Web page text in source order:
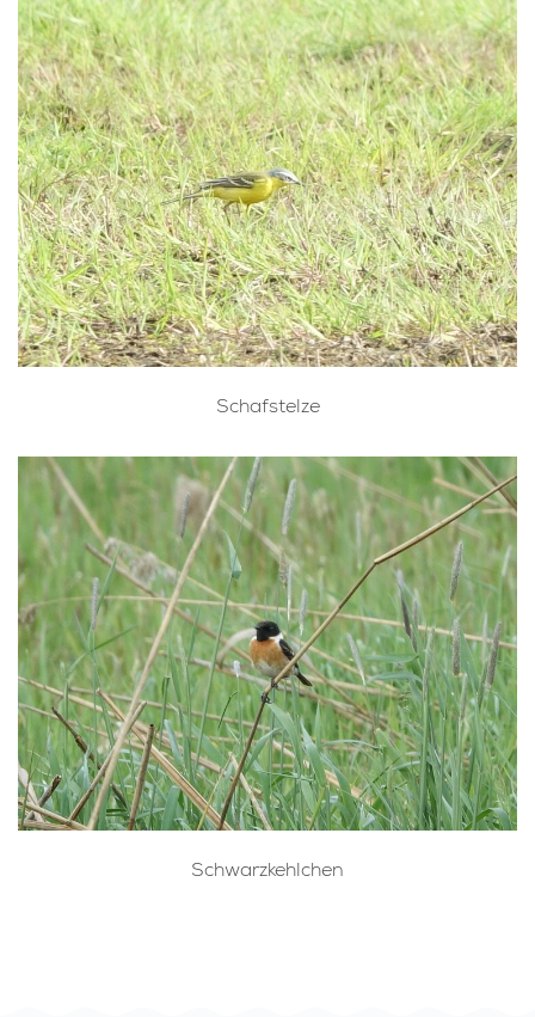
Schafstelze
Schwarzkehlchen